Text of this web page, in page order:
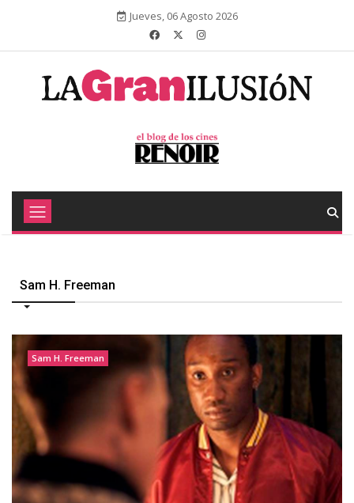
Jueves, 06 Agosto 2026
Sam H. Freeman
Sam H. Freeman